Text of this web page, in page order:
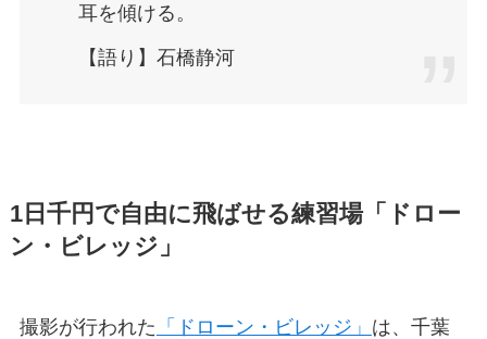
耳を傾ける。
【語り】石橋静河
1日千円で自由に飛ばせる練習場「ドロー
ン・ビレッジ」
撮影が行われた 「ドローン・ビレッジ」 は、千葉